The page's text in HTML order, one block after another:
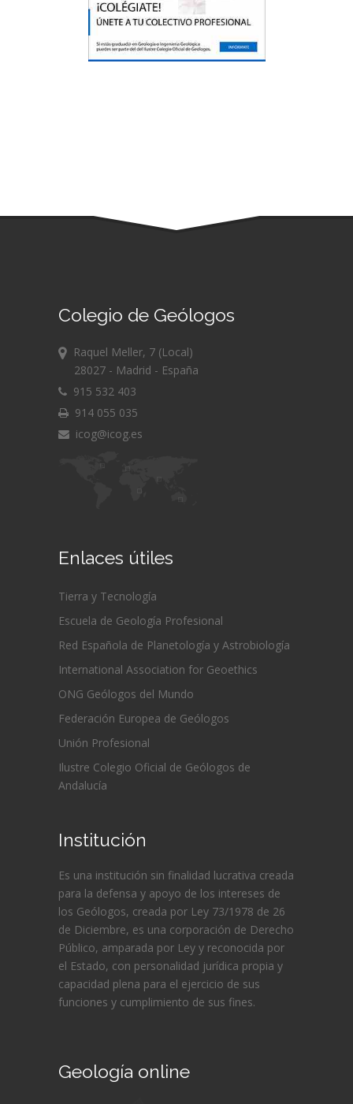
Colegio de Geólogos
Raquel Meller, 7 (Local)
28027 - Madrid - España
915 532 403
914 055 035
icog@icog.es
Enlaces útiles
Tierra y Tecnología
Escuela de Geología Profesional
Red Española de Planetología y Astrobiología
International Association for Geoethics
ONG Geólogos del Mundo
Federación Europea de Geólogos
Unión Profesional
Ilustre Colegio Oficial de Geólogos de
Andalucía
Institución
Es una institución sin finalidad lucrativa creada
para la defensa y apoyo de los intereses de
los Geólogos, creada por Ley 73/1978 de 26
de Diciembre, es una corporación de Derecho
Público, amparada por Ley y reconocida por
el Estado, con personalidad jurídica propia y
capacidad plena para el ejercicio de sus
funciones y cumplimiento de sus fines.
Geología online